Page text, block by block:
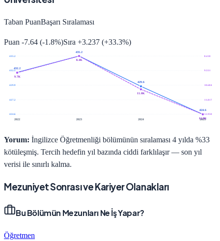
Taban PuanBaşarı Sıralaması
Puan -7.64 (-1.8%)Sıra +3.237 (+33.3%)
435.2 8.418
432.5 9.551
429.9 10.684
427.2 11.817
424.6
12.950
2022
2023 2024 2025
432.2
435.2
429.6
424.6
9.7K
8.4K
11.0K
12.9K
Yorum: İngilizce Öğretmenliği bölümünün sıralaması 4 yılda %33
kötüleşmiş. Tercih hedefin yıl bazında ciddi farklılaşır — son yıl
verisi ile sınırlı kalma.
Mezuniyet Sonrası ve Kariyer Olanakları
Bu Bölümün Mezunları Ne İş Yapar?
Öğretmen